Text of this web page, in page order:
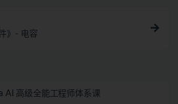
》- 电容
AI 高级全能工程师体系课